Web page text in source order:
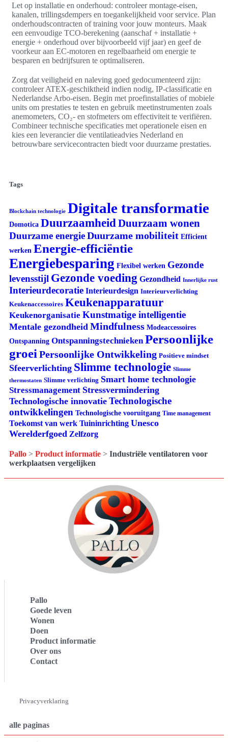
Let op installatie en onderhoud: controleer montage-eisen,
kanalen, trillingsdempers en toegankelijkheid voor service. Plan
onderhoudscontracten of training voor jouw monteurs. Maak
een eenvoudige TCO-berekening (aanschaf + installatie +
energie + onderhoud over bijvoorbeeld vijf jaar) en geef de
voorkeur aan EC-motoren en regelbaarheid om energie te
besparen en bedrijfsuren te optimaliseren.
Zorg dat veiligheid en naleving goed gedocumenteerd zijn:
controleer ATEX-geschiktheid indien nodig, IP-classificatie en
Nederlandse Arbo-eisen. Begin met proefinstallaties of mobiele
units om prestaties te testen en gebruik meetinstrumenten zoals
anemometers, CO₂‑ en stofmeters om effectiviteit te verifiëren.
Combineer technische specificaties met operationele eisen en
kies een leverancier die ventilatieadvies Nederland en
betrouwbare servicecontracten biedt voor duurzame prestaties.
Tags
Blockchain technologie Digitale transformatie
Domotica DuurzaamheidDuurzaam wonen
Duurzame energieDuurzame mobiliteit Efficient
werken Energie-efficiëntie
Energiebesparing Flexibel werken Gezonde
levensstijl Gezonde voeding Gezondheid Innerlijke rust
Interieurdecoratie Interieurdesign Interieurverlichting
Keukenaccessoires Keukenapparatuur
Keukenorganisatie Kunstmatige intelligentie
Mentale gezondheid Mindfulness Modeaccessoires
Ontspanning Ontspanningstechnieken Persoonlijke
groei Persoonlijke Ontwikkeling Positieve mindset
Sfeerverlichting Slimme technologie Slimme
thermostaten Slimme verlichting Smart home technologie
Stressmanagement Stressvermindering
Technologische innovatie Technologische
ontwikkelingen Technologische vooruitgang Time management
Toekomst van werk Tuininrichting Unesco
Werelderfgoed Zelfzorg
Pallo > Product informatie > Industriële ventilatoren voor
werkplaatsen vergelijken
Pallo
Goede leven
Wonen
Doen
Product informatie
Over ons
Contact
Privacyverklaring
alle paginas